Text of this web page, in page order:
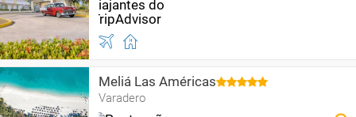
Meliá Las Américas
Varadero